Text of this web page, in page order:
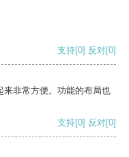
支持[0] 反对[0]
来非常方便。功能的布局也
支持[0] 反对[0]